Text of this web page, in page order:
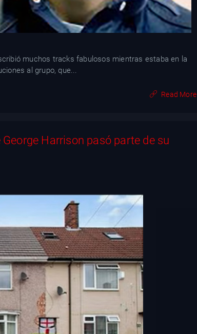
muchos tracks fabulosos mientras estaba en la
al grupo, que...
Read More
Harrison pasó parte de su